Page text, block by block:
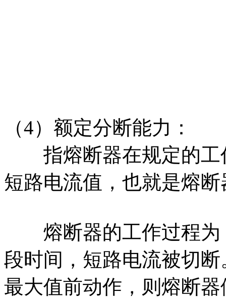
（4）额定分断能力：
指熔断器在规定的工
短路电流值，也就是熔
熔断器的工作过程为
段时间，短路电流被切
最大值前动作，则熔断